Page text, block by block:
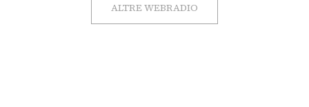
ALTRE WEBRADIO